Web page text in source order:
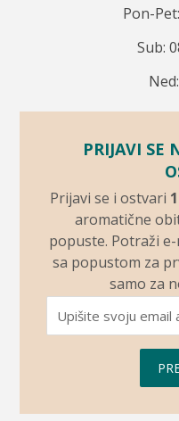
Pon-
Sub:
PRIJAVI SE
Prijavi se i ostvari
aromatične
popuste. Potraži
sa popustom za
samo za